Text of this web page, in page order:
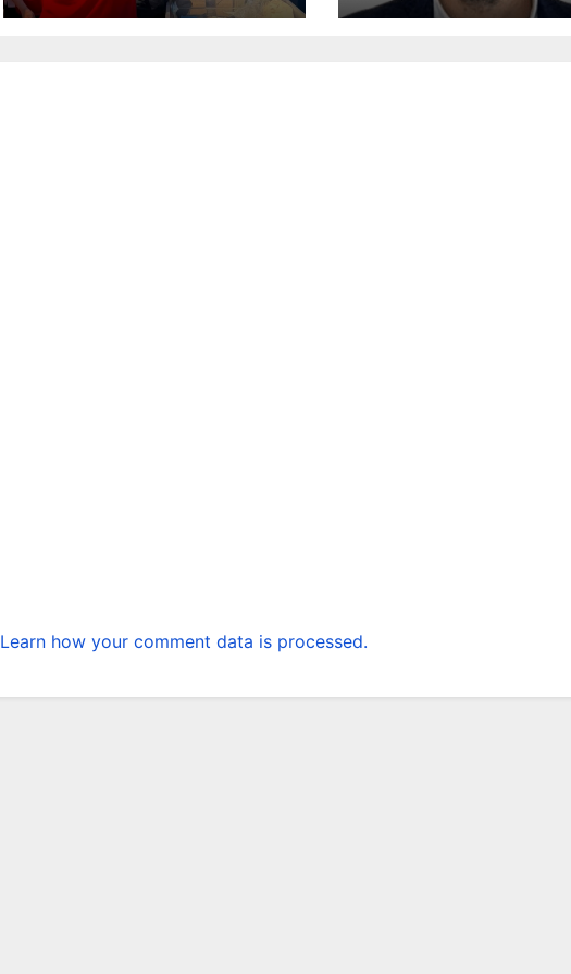
Learn how your comment data is processed.